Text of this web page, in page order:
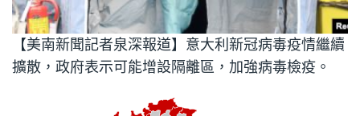
【美南新聞記者泉深報道】意大利新冠病毒疫情繼續
擴散，政府表示可能增設隔離區，加強病毒檢疫。